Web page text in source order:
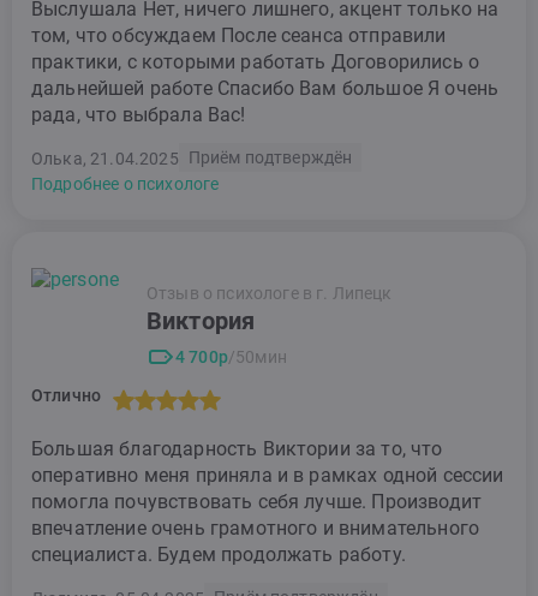
Выслушала Нет, ничего лишнего, акцент только на
том, что обсуждаем После сеанса отправили
практики, с которыми работать Договорились о
дальнейшей работе Спасибо Вам большое Я очень
рада, что выбрала Вас!
Олька, 21.04.2025
Приём подтверждён
Подробнее о психологе
Отзыв о психологе в г. Липецк
Виктория
4 700р/50мин
Отлично
Большая благодарность Виктории за то, что
оперативно меня приняла и в рамках одной сессии
помогла почувствовать себя лучше. Производит
впечатление очень грамотного и внимательного
специалиста. Будем продолжать работу.